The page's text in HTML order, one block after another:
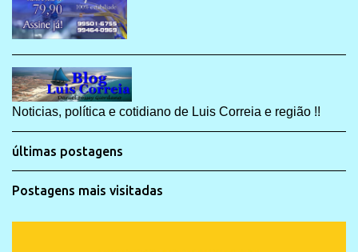
Noticias, política e cotidiano de Luis Correia e região !!
últimas postagens
Postagens mais visitadas